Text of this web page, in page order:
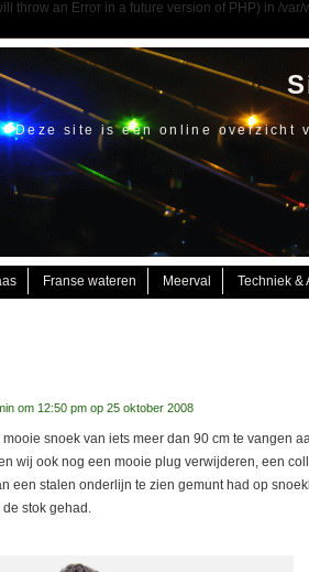
an Error in a future version of PHP) in /
Deze site is een online overzicht
Franse wateren Meerval Techniek &
om 12:50 pm op 25 oktober 2008
snoek van iets meer dan 90 cm te vangen
wij ook nog een mooie plug verwijderen, een
een stalen onderlijn te zien gemunt had op
de stok gehad.